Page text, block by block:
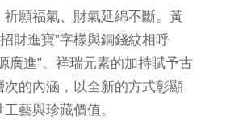
祈願福氣、財氣延綿不斷。黃
財進寶”字樣與銅錢紋相呼
廣進”。祥瑞元素的加持賦予古
次的內涵，以全新的方式彰顯
藝與珍藏價值。